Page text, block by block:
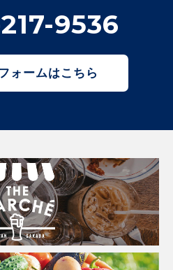
9536
ォームはこちら